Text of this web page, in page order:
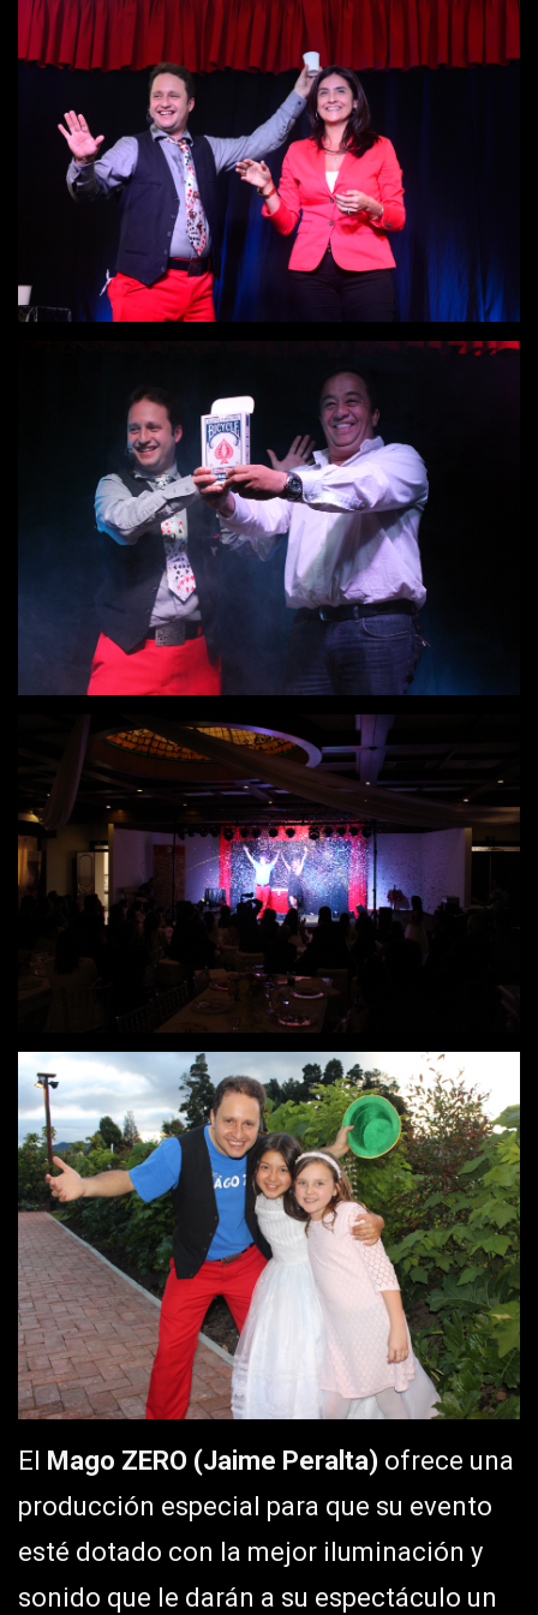
El Mago ZERO (Jaime Peralta) ofrece una
producción especial para que su evento
esté dotado con la mejor iluminación y
sonido que le darán a su espectáculo un